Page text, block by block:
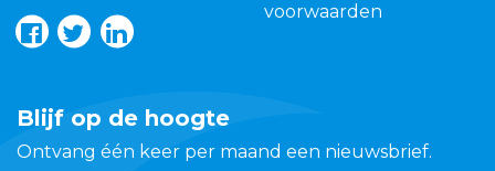
voorwaarden
Blijf op de hoogte
Ontvang één keer per maand een nieuwsbrief.